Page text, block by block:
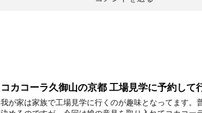
コカコーラ久御山の京都 工場見学に予約し
我が家は家族で工場見学に行くのが趣味となってます。